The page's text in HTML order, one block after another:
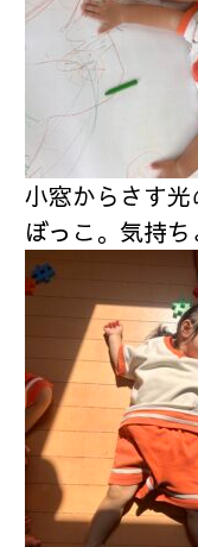
小窓からさす
ぼっこ。気持